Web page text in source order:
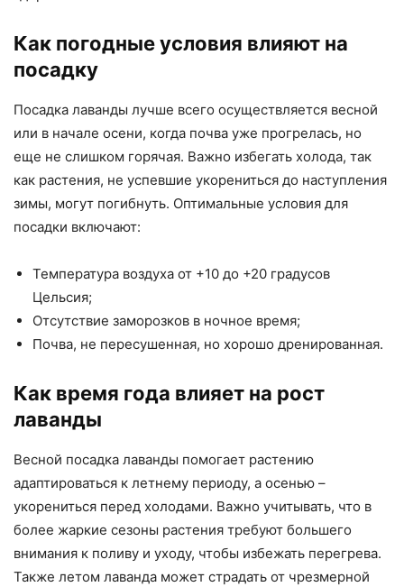
Как погодные условия влияют на
посадку
Посадка лаванды лучше всего осуществляется весной
или в начале осени, когда почва уже прогрелась, но
еще не слишком горячая. Важно избегать холода, так
как растения, не успевшие укорениться до наступления
зимы, могут погибнуть. Оптимальные условия для
посадки включают:
Температура воздуха от +10 до +20 градусов
Цельсия;
Отсутствие заморозков в ночное время;
Почва, не пересушенная, но хорошо дренированная.
Как время года влияет на рост
лаванды
Весной посадка лаванды помогает растению
адаптироваться к летнему периоду, а осенью –
укорениться перед холодами. Важно учитывать, что в
более жаркие сезоны растения требуют большего
внимания к поливу и уходу, чтобы избежать перегрева.
Также летом лаванда может страдать от чрезмерной